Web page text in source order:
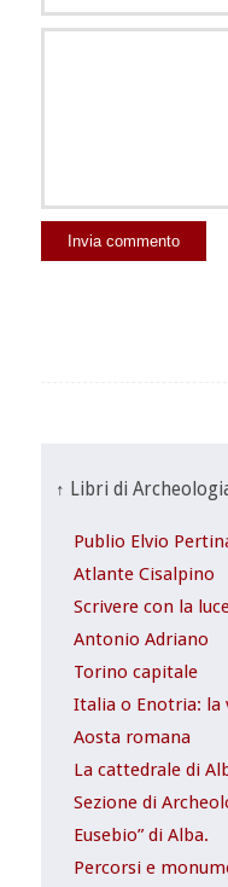
↑ Libri di
Publio Elvio
Atlante Cisalpino
Scrivere con la
Antonio Adriano
Torino capitale
Italia o Enotria: la
Aosta romana
La cattedrale di
Sezione di
Eusebio” di Alba.
Percorsi e